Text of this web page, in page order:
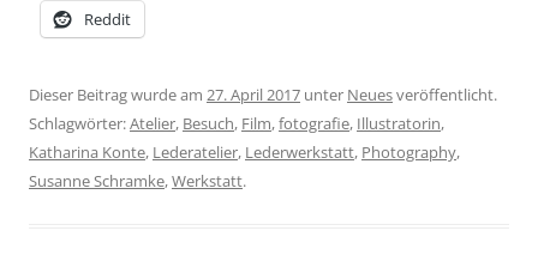
Reddit
Dieser Beitrag wurde am 27. April 2017 unter Neuesveröffentlicht.
Schlagwörter:Atelier, Besuch, Film,fotografie, Illustratorin,
Katharina Konte, Lederatelier, Lederwerkstatt, Photography,
Susanne Schramke,Werkstatt.